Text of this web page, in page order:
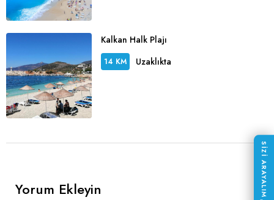
Kalkan Halk Plajı
14 KM Uzaklıkta
Yorum Ekleyin SİZİ ARAYALIM